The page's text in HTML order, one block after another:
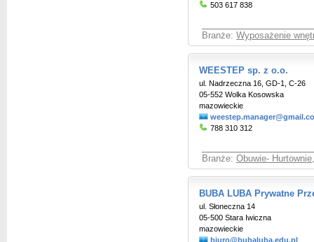
503 617 838
Branże: Wyposażenie
WEESTEP sp. z o.o.
ul. Nadrzeczna 16, GD-1, C-26
05-552 Wolka Kosowska
mazowieckie
788 310 312
Branże: Obuwie-
BUBA LUBA Prywatne
ul. Słoneczna 14
05-500 Stara Iwiczna
mazowieckie
biuro@bubaluba.edu.pl